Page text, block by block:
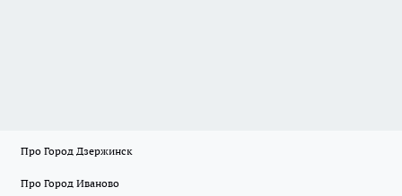
Про Город Дзержинск
Про Город Иваново